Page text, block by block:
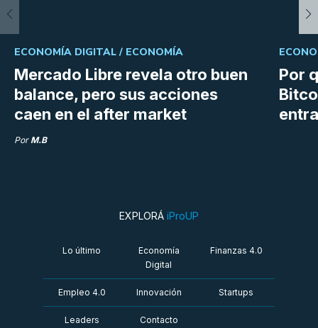
Mercado Libre revela otro buen
balance, pero sus acciones
caen en el after market
ECONOMÍA DIGITAL / ECONOMÍA
Por M.B
Por
EXPLORÁ iProUP
Lo último
Economía
Digital
Finanzas 4.0
Empleo 4.0 Innovación Startups
Leaders Contacto